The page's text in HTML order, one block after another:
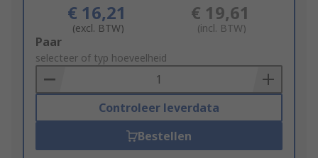
€ 16,21
(excl. BTW)
€ 19,61
(incl. BTW)
Add
to
Basket
Paar
selecteer of typ hoeveelheid
Controleer leverdata
Bestellen